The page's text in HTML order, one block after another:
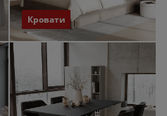
Кровати